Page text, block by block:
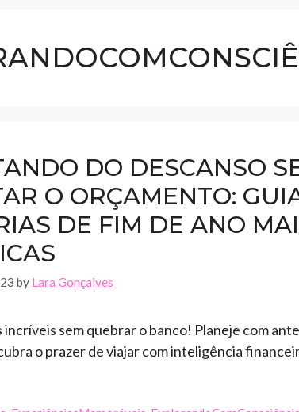
DO DESCANSO
O ORÇAMENTO:
DE FIM DE ANO
by Lara Gonçalves
sem quebrar o banco! Planeje com
o prazer de viajar com inteligência